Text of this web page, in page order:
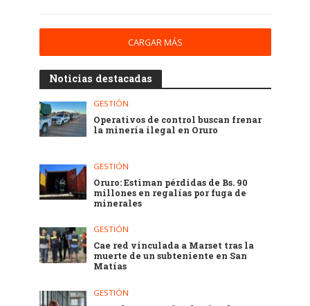
CARGAR MÁS
Noticias destacadas
GESTIÓN
Operativos de control buscan frenar
la minería ilegal en Oruro
GESTIÓN
Oruro: Estiman pérdidas de Bs. 90
millones en regalías por fuga de
minerales
GESTIÓN
Cae red vinculada a Marset tras la
muerte de un subteniente en San
Matías
GESTIÓN